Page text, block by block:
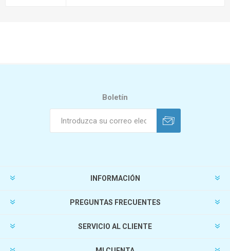
Boletín
INFORMACIÓN
PREGUNTAS FRECUENTES
SERVICIO AL CLIENTE